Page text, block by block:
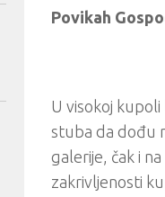
Povikah
U visokoj
stuba da dođu
galerije, čak i
zakrivljenosti